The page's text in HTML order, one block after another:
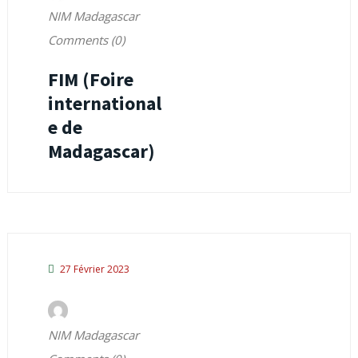
NIM Madagascar
Comments (0)
FIM (Foire
international
e de
Madagascar)
27 Février 2023
NIM Madagascar